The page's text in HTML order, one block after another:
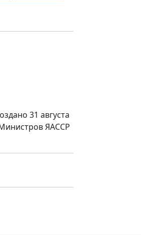
31 августа
ЯАССР